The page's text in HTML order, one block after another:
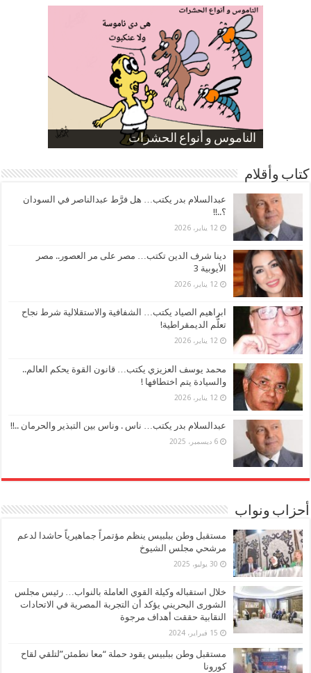
الناموس و أنواع الحشرات
الموظفين بعد ارتفاع الأسعار
ارتفاع نسبة الطلاق في مصر
صورة كاركاتيرية
صورة كاركاتيرية
كتاب وأقلام
عبدالسلام بدر يكتب… هل فرَّط عبدالناصر في السودان
؟..!!
12 يناير، 2026
دينا شرف الدين تكتب… مصر على مر العصور.. مصر
الأيوبية 3
12 يناير، 2026
ابراهيم الصياد يكتب… الشفافية والاستقلالية شرط نجاح
تعلُّم الديمقراطية!
12 يناير، 2026
محمد يوسف العزيزي يكتب… قانون القوة يحكم العالم..
والسيادة يتم اختطافها !
12 يناير، 2026
عبدالسلام بدر يكتب… ناس . وناس بين التبذير والحرمان ..!!
6 ديسمبر، 2025
أحزاب ونواب
مستقبل وطن ببلبيس ينظم مؤتمراً جماهيرياً حاشدا لدعم
مرشحي مجلس الشيوخ
30 يوليو، 2025
خلال استقباله وكيلة القوي العاملة بالنواب… رئيس مجلس
الشورى البحريني يؤكد أن التجربة المصرية في الاتحادات
النقابية حققت أهداف مرجوة
15 فبراير، 2024
مستقبل وطن ببلبيس يقود حملة “معا نطمئن”لتلقي لقاح
كورونا